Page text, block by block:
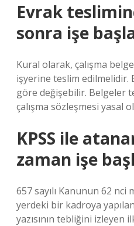
Evrak
sonra işe
Kural olarak, çalışma
işyerine teslim
göre değişebilir. Belgeler
çalışma sözleşmesi yasal
KPSS ile
zaman işe
657 sayılı Kanunun 62 nci
yerdeki bir kadroya
yazısının tebliğini izleyen